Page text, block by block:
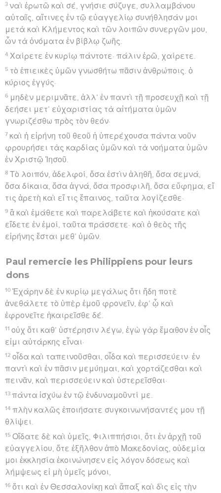
3 ναὶ ἐρωτῶ καὶ σέ, γνήσιε σύζυγε, συλλαμβάνου
αὐταῖς, αἵτινες ἐν τῷ εὐαγγελίῳ συνήθλησάν μοι
μετὰ καὶ Κλήμεντος καὶ τῶν λοιπῶν συνεργῶν μου,
ὧν τὰ ὀνόματα ἐν βίβλῳ ζωῆς.
4 Χαίρετε ἐν κυρίῳ πάντοτε· πάλιν ἐρῶ, χαίρετε.
5 τὸ ἐπιεικὲς ὑμῶν γνωσθήτω πᾶσιν ἀνθρώποις. ὁ
κύριος ἐγγύς·
6 μηδὲν μεριμνᾶτε, ἀλλ’ ἐν παντὶ τῇ προσευχῇ καὶ τῇ
δεήσει μετ’ εὐχαριστίας τὰ αἰτήματα ὑμῶν
γνωριζέσθω πρὸς τὸν θεόν·
7 καὶ ἡ εἰρήνη τοῦ θεοῦ ἡ ὑπερέχουσα πάντα νοῦν
φρουρήσει τὰς καρδίας ὑμῶν καὶ τὰ νοήματα ὑμῶν
ἐν Χριστῷ Ἰησοῦ.
8 Τὸ λοιπόν, ἀδελφοί, ὅσα ἐστὶν ἀληθῆ, ὅσα σεμνά,
ὅσα δίκαια, ὅσα ἁγνά, ὅσα προσφιλῆ, ὅσα εὔφημα, εἴ
τις ἀρετὴ καὶ εἴ τις ἔπαινος, ταῦτα λογίζεσθε·
9 ἃ καὶ ἐμάθετε καὶ παρελάβετε καὶ ἠκούσατε καὶ
εἴδετε ἐν ἐμοί, ταῦτα πράσσετε· καὶ ὁ θεὸς τῆς
εἰρήνης ἔσται μεθ’ ὑμῶν.
Paul remercie les Philippiens pour leurs
dons
10 Ἐχάρην δὲ ἐν κυρίῳ μεγάλως ὅτι ἤδη ποτὲ
ἀνεθάλετε τὸ ὑπὲρ ἐμοῦ φρονεῖν, ἐφ’ ᾧ καὶ
ἐφρονεῖτε ἠκαιρεῖσθε δέ.
11 οὐχ ὅτι καθ’ ὑστέρησιν λέγω, ἐγὼ γὰρ ἔμαθον ἐν οἷς
εἰμι αὐτάρκης εἶναι·
12 οἶδα καὶ ταπεινοῦσθαι, οἶδα καὶ περισσεύειν· ἐν
παντὶ καὶ ἐν πᾶσιν μεμύημαι, καὶ χορτάζεσθαι καὶ
πεινᾶν, καὶ περισσεύειν καὶ ὑστερεῖσθαι·
13 πάντα ἰσχύω ἐν τῷ ἐνδυναμοῦντί με.
14 πλὴν καλῶς ἐποιήσατε συγκοινωνήσαντές μου τῇ
θλίψει.
15 Οἴδατε δὲ καὶ ὑμεῖς, Φιλιππήσιοι, ὅτι ἐν ἀρχῇ τοῦ
εὐαγγελίου, ὅτε ἐξῆλθον ἀπὸ Μακεδονίας, οὐδεμία
μοι ἐκκλησία ἐκοινώνησεν εἰς λόγον δόσεως καὶ
λήμψεως εἰ μὴ ὑμεῖς μόνοι,
16 ὅτι καὶ ἐν Θεσσαλονίκῃ καὶ ἅπαξ καὶ δὶς εἰς τὴν